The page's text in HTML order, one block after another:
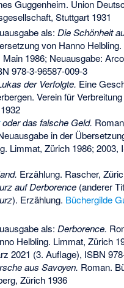
Guggenheim. Union
Stuttgart 1931
als:Die Schönheit
von Hanno
Main 1986; Neuausgabe:
978-3-96587-009-3
der Verfolgte. Eine
Verein für
oder das falsche Geld.
in der
Limmat, Zürich 1986; 2003,
Erzählung. Rascher,
auf Derborence(anderer
). Erzählung. Büchergilde
als:Derborence.
Helbling. Limmat, Zürich
2021 (3. Auflage), ISBN
aus Savoyen. Roman.
Zürich 1936